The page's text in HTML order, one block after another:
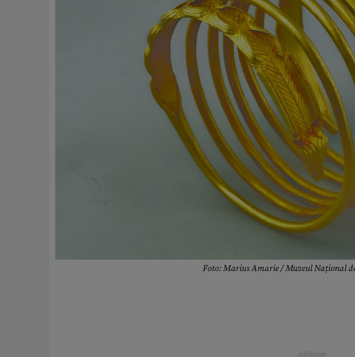
Foto: Marius Amarie / Muzeul Național